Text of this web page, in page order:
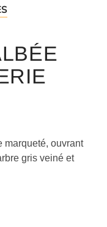
marqueté, ouvrant
gris veiné et